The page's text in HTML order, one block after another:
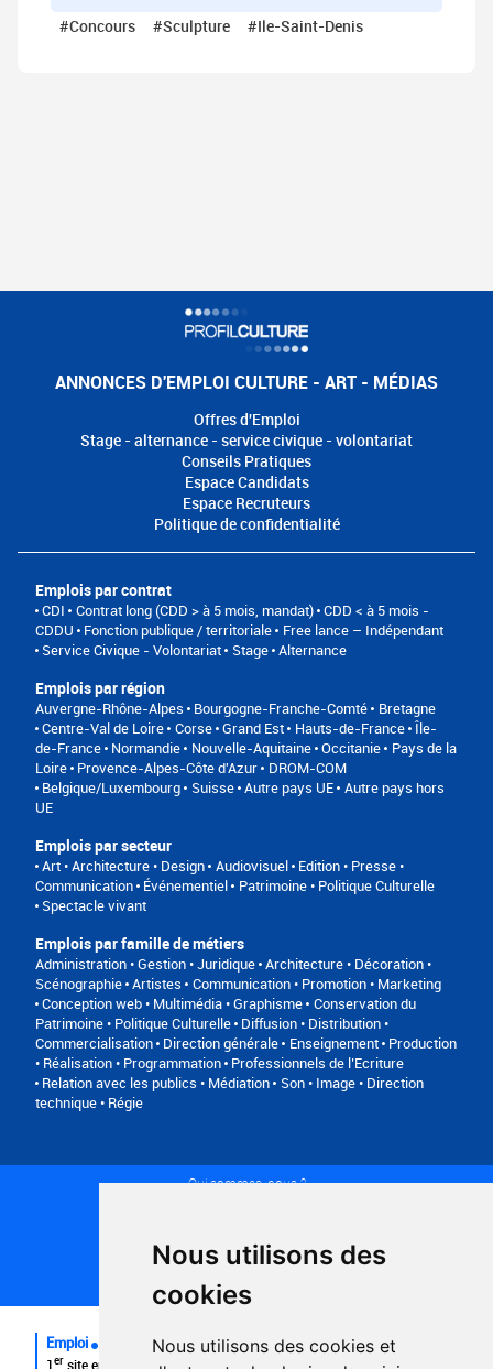
Nous utilisons des
cookies
Nous utilisons des cookies et
#Concours #Sculpture #Ile-Saint-Denis
ANNONCES D'EMPLOI CULTURE - ART - MÉDIAS
Offres d'Emploi
Stage - alternance - service civique - volontariat
Conseils Pratiques
Espace Candidats
Espace Recruteurs
Politique de confidentialité
Emplois par contrat
CDI Contrat long (CDD > à 5 mois, mandat) CDD < à 5 mois -
CDDU
Fonction publique / territoriale
Free lance – Indépendant
Service Civique - Volontariat
Stage Alternance
Emplois par région
Auvergne-Rhône-Alpes Bourgogne-Franche-Comté
Bretagne
Centre-Val de Loire Corse Grand Est Hauts-de-France Île-
de-France Normandie Nouvelle-Aquitaine Occitanie
Pays de la
Loire Provence-Alpes-Côte d'Azur
DROM-COM
Belgique/Luxembourg
Suisse Autre pays UE Autre pays hors
UE
Emplois par secteur
Art • Architecture • Design Audiovisuel Edition • Presse •
Communication Événementiel
Patrimoine • Politique Culturelle
Spectacle vivant
Emplois par famille de métiers
Administration • Gestion • Juridique Architecture • Décoration •
Scénographie Artistes
Communication • Promotion • Marketing
Conception web • Multimédia • Graphisme Conservation du
Patrimoine • Politique Culturelle Diffusion • Distribution •
Commercialisation Direction générale Enseignement Production
• Réalisation • Programmation Professionnels de l’Ecriture
Relation avec les publics • Médiation
Son • Image • Direction
technique • Régie
Qui sommes-nous ?
Plan du site
FAQ recruteurs
FAQ
Emploi
1er site emploi du secteur culturel 784.000 visites et 230.000